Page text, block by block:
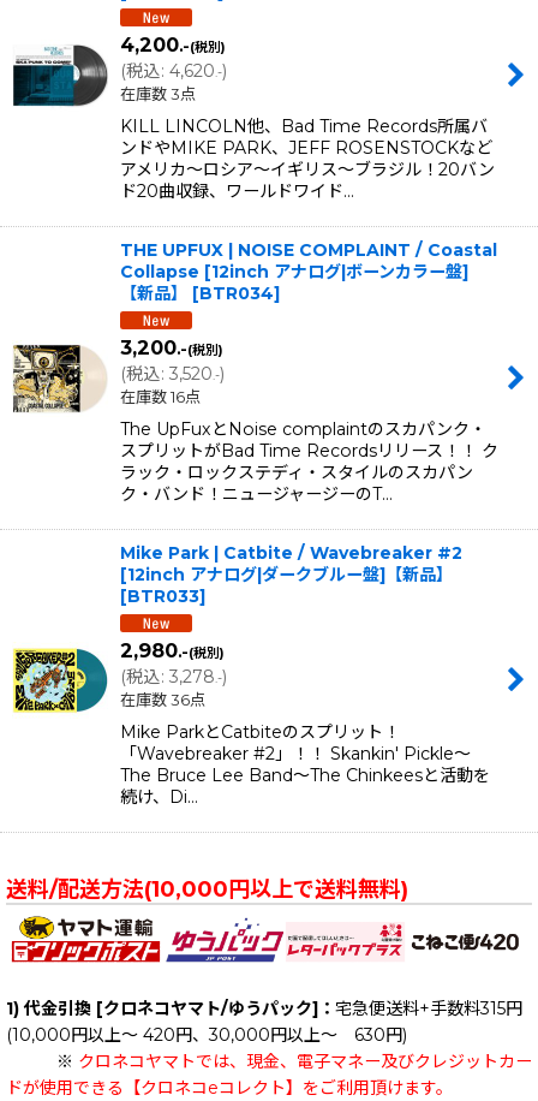
4,200.-(税別)
(税込: 4,620.-)
在庫数 3点
KILL LINCOLN他、Bad Time Records所属バ
ンドやMIKE PARK、JEFF ROSENSTOCKなど
アメリカ〜ロシア〜イギリス〜ブラジル！20バン
ド20曲収録、ワールドワイド…
THE UPFUX | NOISE COMPLAINT / Coastal
Collapse [12inch アナログ|ボーンカラー盤]
【新品】
[BTR034]
3,200.-(税別)
(税込: 3,520.-)
在庫数 16点
The UpFuxとNoise complaintのスカパンク・
スプリットがBad Time Recordsリリース！！ ク
ラック・ロックステディ・スタイルのスカパン
ク・バンド！ニュージャージーのT…
Mike Park | Catbite / Wavebreaker #2
[12inch アナログ|ダークブルー盤]【新品】
[BTR033]
2,980.-(税別)
(税込: 3,278.-)
在庫数 36点
Mike ParkとCatbiteのスプリット！
「Wavebreaker #2」！！ Skankin' Pickle〜
The Bruce Lee Band〜The Chinkeesと活動を
続け、Di…
送料/配送方法(10,000円以上で送料無料)
1) 代金引換 [クロネコヤマト/ゆうパック]： 宅急便送料+手数料315円
(10,000円以上～ 420円、30,000円以上～ 630円)
※ クロネコヤマトでは、現金、電子マネー及びクレジットカー
ドが使用できる【クロネコeコレクト】をご利用頂けます。